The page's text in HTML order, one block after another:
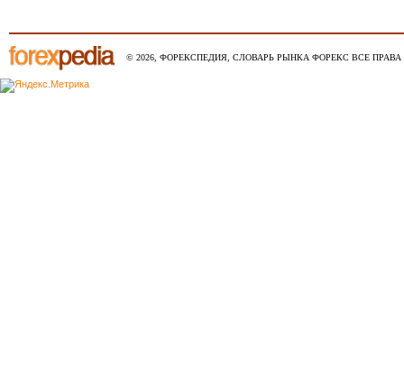
© 2026, ФОРЕКСПЕДИЯ, СЛОВАРЬ РЫНКА ФОРЕКС ВСЕ